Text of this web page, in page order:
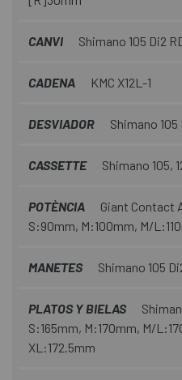
CANVI Shimano 105 Di2
CADENA KMC X12L-1
DESVIADOR Shimano 105
CASSETTE Shimano 105,
POTÈNCIA
Giant Contact
S:90mm, M:100mm, M/
MANETES Shimano 105
PLATOS Y BIELAS
S:165mm, M:170mm, M/
XL:172.5mm